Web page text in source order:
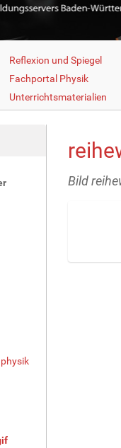
Reflexion und Spiegel
Fachportal Physik
Unterrichtsmaterialien
Bild